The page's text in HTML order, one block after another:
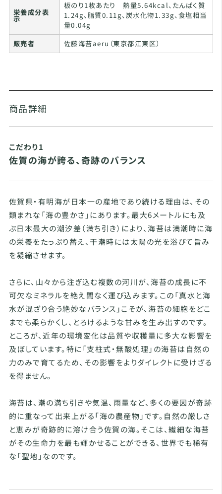
栄養成分表
示
板のり1枚あたり 熱量5.64kcal、たんぱく質
1.24g、脂質0.11g、炭水化物1.33g、食塩相当
量0.04g
販売者
佐藤海苔aeru（東京都江東区）
商品詳細
こだわり1
佐賀の海が誇る、奇跡のバランス
佐賀県・有明海が日本一の産地であり続ける理由は、その
類まれな「海の豊かさ」にあります。最大6メートルにも及
ぶ日本最大の潮汐差（満ち引き）により、海苔は満潮時に海
の栄養をたっぷり蓄え、干潮時には太陽の光を浴びて旨み
を凝縮させます。
さらに、山々から注ぎ込む複数の河川が、海苔の成長に不
可欠なミネラルを絶え間なく運び込みます。この「真水と海
水が混ざり合う絶妙なバランス」こそが、海苔の細胞をどこ
までも柔らかくし、とろけるような甘みを生み出すのです。
ところが、近年の環境変化は品質や収穫量に多大な影響を
及ぼしています。特に「支柱式・無酸処理」の海苔は自然の
力のみで育てるため、その影響をよりダイレクトに受けざる
を得ません。
海苔は、潮の満ち引きや気温、雨量など、多くの要因が奇跡
的に重なって出来上がる「海の農産物」です。自然の厳しさ
と恵みが奇跡的に溶け合う佐賀の海。そこは、繊細な海苔
がその生命力を最も輝かせることができる、世界でも稀有
な「聖地」なのです。